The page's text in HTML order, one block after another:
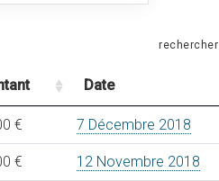
rechercher
Date
€ 7 Décembre 2018
€ 12 Novembre 2018